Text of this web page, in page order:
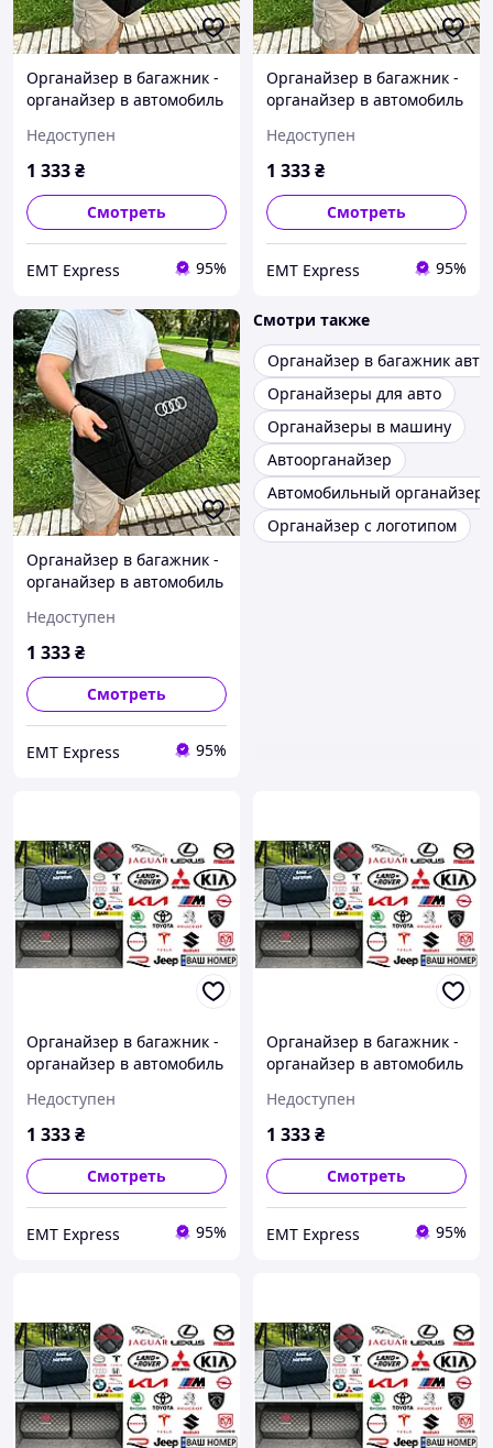
Органайзер в багажник -
органайзер в автомобиль
Цвет Черный, Размер
30х65х30
Недоступен
1 333₴
Смотреть
EМT Express 95%
Органайзер в багажник -
органайзер в автомобиль
Цвет Черный, Размер
30х65х30
Недоступен
1 333₴
Смотреть
EМT Express 95%
Органайзер в багажник -
органайзер в автомобиль
Цвет Черный, Размер
30х65х30
Недоступен
1 333₴
Смотреть
EМT Express 95%
Смотри также
Органайзер в багажник
Органайзеры для авто
Органайзеры в машину
Автоорганайзер
Автомобильный органайзер
Органайзер с логотипом
Органайзер в багажник -
органайзер в автомобиль
Цвет Черный, Размер
30х65х30
Недоступен
1 333₴
Смотреть
EМT Express 95%
Органайзер в багажник -
органайзер в автомобиль
Цвет Черный, Размер
30х65х30
Недоступен
1 333₴
Смотреть
EМT Express 95%